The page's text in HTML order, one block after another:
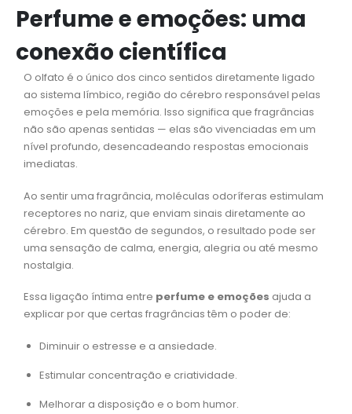
Perfume e emoções: uma
conexão científica
O olfato é o único dos cinco sentidos diretamente ligado
ao sistema límbico, região do cérebro responsável pelas
emoções e pela memória. Isso significa que fragrâncias
não são apenas sentidas — elas são vivenciadas em um
nível profundo, desencadeando respostas emocionais
imediatas.
Ao sentir uma fragrância, moléculas odoríferas estimulam
receptores no nariz, que enviam sinais diretamente ao
cérebro. Em questão de segundos, o resultado pode ser
uma sensação de calma, energia, alegria ou até mesmo
nostalgia.
Essa ligação íntima entre perfume e emoções ajuda a
explicar por que certas fragrâncias têm o poder de:
Diminuir o estresse e a ansiedade.
Estimular concentração e criatividade.
Melhorar a disposição e o bom humor.